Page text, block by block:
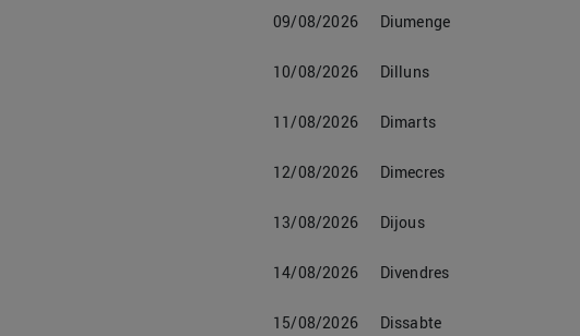
09/08/2026 Diumenge
10/08/2026 Dilluns
11/08/2026 Dimarts
12/08/2026 Dimecres
13/08/2026 Dijous
14/08/2026 Divendres
15/08/2026 Dissabte